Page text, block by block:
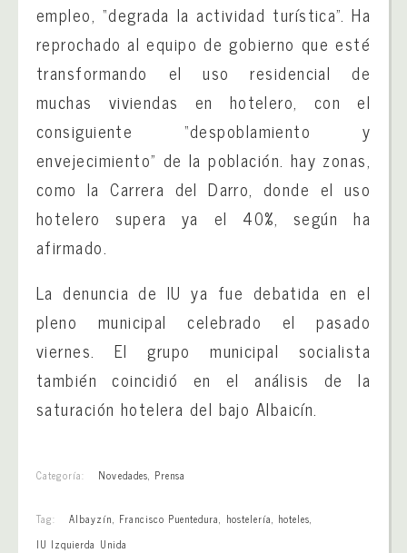
empleo, “degrada la actividad turística”. Ha
reprochado al equipo de gobierno que esté
transformando el uso residencial de
muchas viviendas en hotelero, con el
consiguiente “despoblamiento y
envejecimiento” de la población. hay zonas,
como la Carrera del Darro, donde el uso
hotelero supera ya el 40%, según ha
afirmado.
La denuncia de IU ya fue debatida en el
pleno municipal celebrado el pasado
viernes. El grupo municipal socialista
también coincidió en el análisis de la
saturación hotelera del bajo Albaicín.
Categoría: Novedades, Prensa
Tag: Albayzín, Francisco Puentedura, hostelería, hoteles,
IU Izquierda Unida